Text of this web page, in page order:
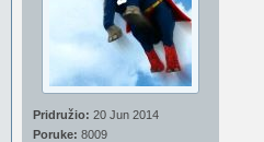
Pridružio: 20 Jun 2014
Poruke: 8009